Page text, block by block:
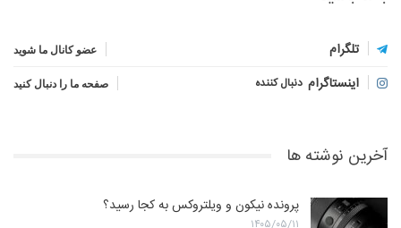
تلگرام عضو کانال ما شوید
اینستاگرام دنبال کننده صفحه ما را دنبال کنید
آخرین نوشته ها
پرونده نیکون و ویلتروکس به کجا رسید؟